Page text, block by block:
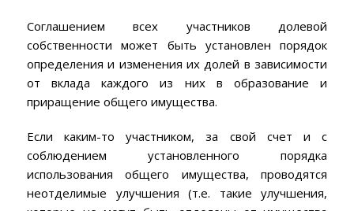
Соглашением всех участников долевой
собственности может быть установлен порядок
определения и изменения их долей в зависимости
от вклада каждого из них в образование и
приращение общего имущества.
Если каким-то участником, за свой счет и с
соблюдением установленного порядка
использования общего имущества, проводятся
неотделимые улучшения (т.е. такие улучшения,